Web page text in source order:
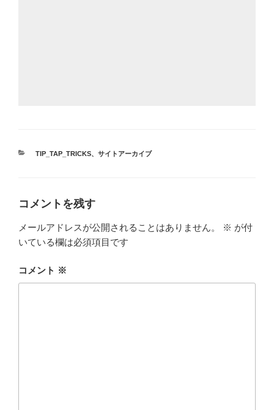
カ
TIP_TAP_TRICKS、 サイトアーカイブ
コメントを残す
メールアドレスが公開されることはありません。 ※ が付
いている欄は必須項目です
コメント ※